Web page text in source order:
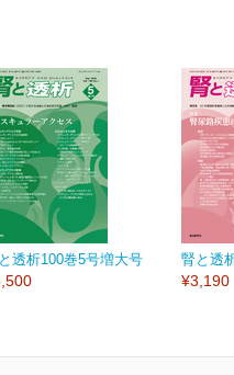
透析100巻5号増大号 腎と透
¥3,190